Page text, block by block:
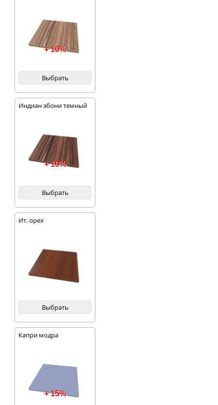
+ 10%
Выбрать
Индиан эбони темный
+ 10%
Выбрать
Ит. орех
Выбрать
Капри модра
+ 15%